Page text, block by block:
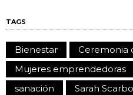
TAGS
Bienestar
Ceremonia
Mujeres emprendedoras
sanación
Sarah